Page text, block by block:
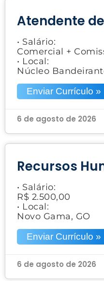
Atendente
• Salário:
Comercial +
• Local:
Núcleo
Enviar Currículo »
6 de agosto de 2026
Recursos
• Salário:
R$ 2.500,00
• Local:
Novo Gama, GO
Enviar Currículo »
6 de agosto de 2026